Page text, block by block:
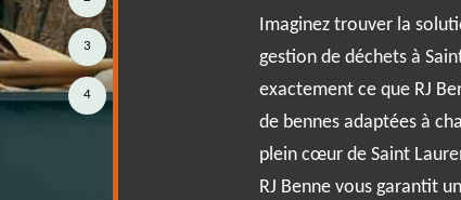
à {city} est essentiel pour
la qualité de vie des
bennes adaptées, la gestion
Imaginez trouver la
gestion de déchets à
exactement ce que RJ
de bennes adaptées à
plein cœur de Saint
RJ Benne vous garantit
3
4